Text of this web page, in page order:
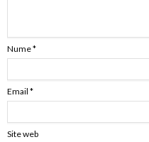
Nume*
Email *
Site web